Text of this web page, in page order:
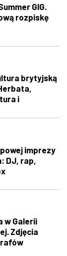
GIG.
rozpiskę
brytyjską
i
imprezy
DJ, rap,
w Galerii
Zdjęcia